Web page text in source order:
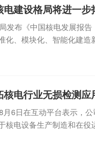
，国内焦炭期货主力合
幅，中曼石油、广汇能源
扩大。此外，建筑材料、
亦较好。传媒板块领跌
电工、久盛电气、长缆
汽车、美容护理等板块
述部分强势股外，多只个
盘，多氟多牢牢封住涨
建设格局将进一步
发布《中国核电发展报
化、模块化、智能化建
电行业无损检测应
6日在互动平台表示，
核电设备生产制造和在